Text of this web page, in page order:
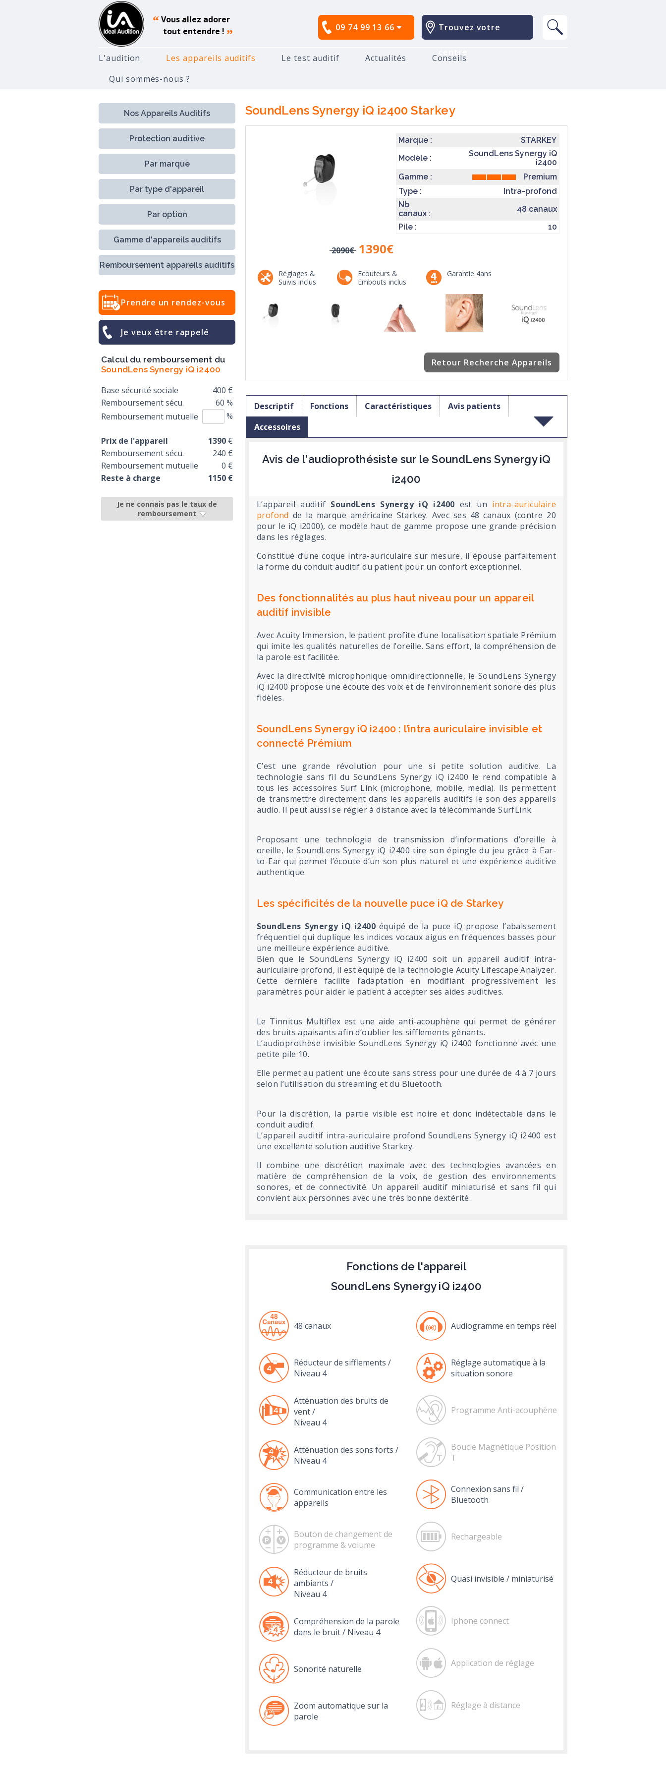
Trouvez votre
09 74 99 13 66
“Vous allez adorer
tout entendre ! ”
L'audition Les appareils auditifs Le test auditif Actualités
Conseils
Qui sommes-nous ?
Accueil Appareils Auditifs
SoundLens Synergy iQ i2400 Starkey
Marque :
STARKEY
Modèle :
SoundLens Synergy iQ
i2400
Gamme :
Premium
Type :
Intra-profond
Nb
canaux :
48 canaux
Pile :
10
2090€ 1390€
Réglages &
Suivis inclus
Ecouteurs &
Embouts inclus
Garantie 4ans
Retour Recherche Appareils
Descriptif Fonctions Caractéristiques
Avis patients
Accessoires
Avis de l'audioprothésiste sur le SoundLens Synergy iQ
i2400
L’appareil auditif SoundLens Synergy iQ i2400 est un intra-auriculaire
profond de la marque américaine Starkey. Avec ses 48 canaux (contre 20
pour le iQ i2000), ce modèle haut de gamme propose une grande précision
dans les réglages.
Constitué d’une coque intra-auriculaire sur mesure, il épouse parfaitement
la forme du conduit auditif du patient pour un confort exceptionnel.
Des fonctionnalités au plus haut niveau pour un appareil
auditif invisible
Avec Acuity Immersion, le patient profite d’une localisation spatiale Prémium
qui imite les qualités naturelles de l’oreille. Sans effort, la compréhension de
la parole est facilitée.
Avec la directivité microphonique omnidirectionnelle, le SoundLens Synergy
iQ i2400 propose une écoute des voix et de l’environnement sonore des plus
fidèles.
SoundLens Synergy iQ i2400 : l’intra auriculaire invisible et
connecté Prémium
C’est une grande révolution pour une si petite solution auditive. La
technologie sans fil du SoundLens Synergy iQ i2400 le rend compatible à
tous les accessoires Surf Link (microphone, mobile, media). Ils permettent
de transmettre directement dans les appareils auditifs le son des appareils
audio. Il peut aussi se régler à distance avec la télécommande SurfLink.
Proposant une technologie de transmission d’informations d’oreille à
oreille, le SoundLens Synergy iQ i2400 tire son épingle du jeu grâce à Ear-
to-Ear qui permet l’écoute d’un son plus naturel et une expérience auditive
authentique.
Les spécificités de la nouvelle puce iQ de Starkey
SoundLens Synergy iQ i2400 équipé de la puce iQ propose l’abaissement
fréquentiel qui duplique les indices vocaux aigus en fréquences basses pour
une meilleure expérience auditive.
Bien que le SoundLens Synergy iQ i2400 soit un appareil auditif intra-
auriculaire profond, il est équipé de la technologie Acuity Lifescape Analyzer.
Cette dernière facilite l’adaptation en modifiant progressivement les
paramètres pour aider le patient à accepter ses aides auditives.
Le Tinnitus Multiflex est une aide anti-acouphène qui permet de générer
des bruits apaisants afin d’oublier les sifflements gênants.
L’audioprothèse invisible SoundLens Synergy iQ i2400 fonctionne avec une
petite pile 10.
Elle permet au patient une écoute sans stress pour une durée de 4 à 7 jours
selon l’utilisation du streaming et du Bluetooth.
Pour la discrétion, la partie visible est noire et donc indétectable dans le
conduit auditif.
L’appareil auditif intra-auriculaire profond SoundLens Synergy iQ i2400 est
une excellente solution auditive Starkey.
Il combine une discrétion maximale avec des technologies avancées en
matière de compréhension de la voix, de gestion des environnements
sonores, et de connectivité. Un appareil auditif miniaturisé et sans fil qui
convient aux personnes avec une très bonne dextérité.
Fonctions de l'appareil
SoundLens Synergy iQ i2400
48 canaux
Réducteur de sifflements /
Niveau 4
Atténuation des bruits de
vent /
Niveau 4
Atténuation des sons forts /
Niveau 4
Communication entre les
appareils
Bouton de changement de
programme & volume
Réducteur de bruits
ambiants /
Niveau 4
Compréhension de la parole
dans le bruit / Niveau 4
Sonorité naturelle
Zoom automatique sur la
parole
Audiogramme en temps réel
Réglage automatique à la
situation sonore
Programme Anti-acouphène
Boucle Magnétique Position
T
Connexion sans fil /
Bluetooth
Rechargeable
Quasi invisible / miniaturisé
Iphone connect
Application de réglage
Réglage à distance
Nos Appareils Auditifs
Protection auditive
Par marque
Par type d'appareil
Par option
Gamme d'appareils auditifs
Remboursement appareils auditifs
Prendre un rendez-vous
Je veux être rappelé
Calcul du remboursement du
SoundLens Synergy iQ i2400
Base sécurité sociale
400 €
Remboursement sécu.
60 %
Remboursement mutuelle
%
Prix de l'appareil 1390 €
Remboursement sécu.
240 €
Remboursement mutuelle
0 €
Reste à charge
1150 €
Je ne connais pas le taux de
remboursement